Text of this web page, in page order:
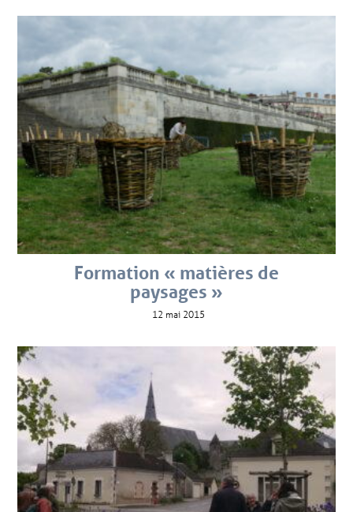
Formation « matières de
paysages »
12 mai 2015